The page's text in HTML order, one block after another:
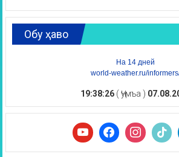
Обу ҳаво
На 14 дней
world-weather.ru/
19:38:26( Ҷумъа )